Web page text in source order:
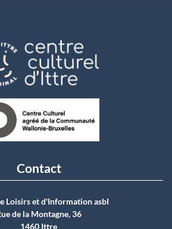
Contact
Loisirs et d'Information asbI
de la Montagne, 36
1460 Ittre